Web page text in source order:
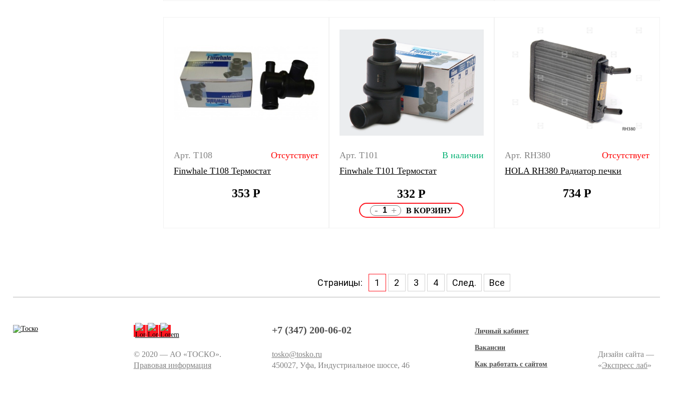
Арт. T108
Отсутствует
Finwhale T108 Термостат
353 Р
Арт. T101
В наличии
Finwhale T101 Термостат
332Р
- +
Арт. RH380
Отсутствует
HOLA RH380 Радиатор печки
734Р
Страницы: 1 2 3 4 След. Все
© 2020 — АО «ТОСКО».
Правовая информация
+7 (347) 200-06-02
tosko@tosko.ru
450027, Уфа, Индустриальное шоссе, 46
Личный кабинет
Вакансии
Как работать с сайтом
Дизайн сайта —
«Экспресс лаб»